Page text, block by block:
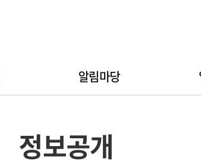
알림마당
정보공개